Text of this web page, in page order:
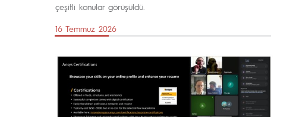
çeşitli konular görüşüldü.
16 Temmuz 2026